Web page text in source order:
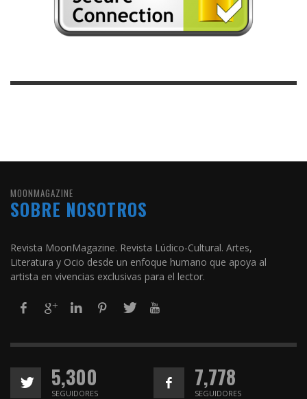
MOONMAGAZINE
SOBRE NOSOTROS
Revista MoonMagazine. Revista Lúdico-Cultural. Artes,
Literatura y Ocio desde un enfoque humano que apoya al
artista en vivencias exclusivas para el lector.
5,300
SEGUIDORES
7,778
SEGUIDORES